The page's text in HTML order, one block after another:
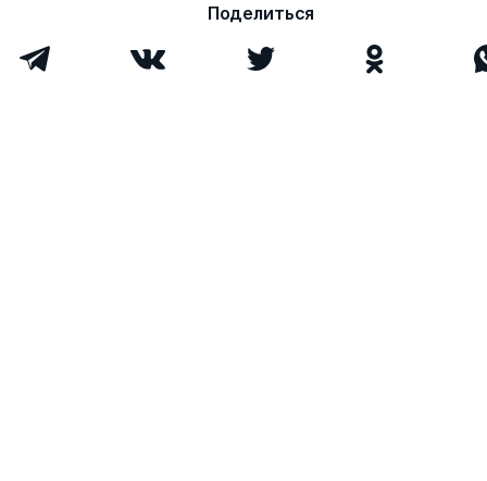
Поделиться